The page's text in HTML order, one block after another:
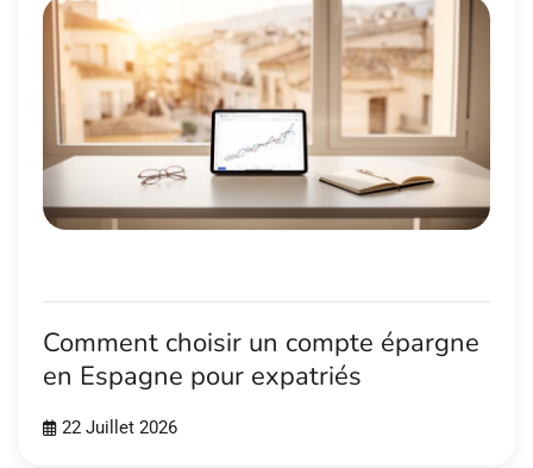
Comment choisir un compte épargne
en Espagne pour expatriés
22 Juillet 2026